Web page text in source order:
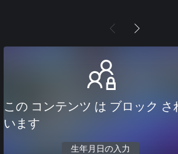
この コンテンツ は ブロック さ
います
生年月日の入力